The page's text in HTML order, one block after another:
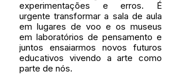
experimentações e erros. É
urgente transformar a sala de aula
em lugares de voo e os museus
em laboratórios de pensamento e
juntos ensaiarmos novos futuros
educativos vivendo a arte como
parte de nós.